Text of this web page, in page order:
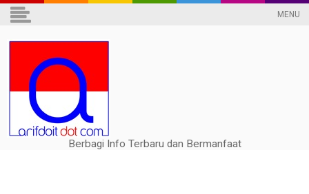
MENU
Berbagi Info Terbaru dan Bermanfaat